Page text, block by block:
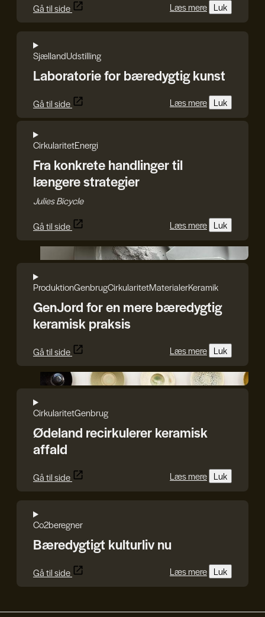
Gå til side
Læs mere Luk
SjællandUdstilling
Laboratorie for bæredygtig kunst
Gå til side Læs mere Luk
CirkularitetEnergi
Fra konkrete handlinger til
længere strategier
Julies Bicycle
Gå til side
Læs mere Luk
ProduktionGenbrugCirkularitetMaterialerKeramik
GenJord for en mere bæredygtig
keramisk praksis
Gå til side Læs mere Luk
Ødeland
CirkularitetGenbrug
Ødeland recirkulerer keramisk
affald
Gå til side Læs mere Luk
Co2beregner
Bæredygtigt kulturliv nu
Gå til side Læs mere Luk